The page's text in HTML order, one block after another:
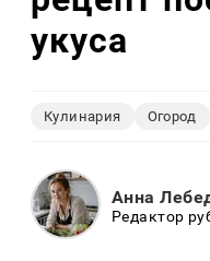
укуса
Кулинария Огород
Анна
Редактор